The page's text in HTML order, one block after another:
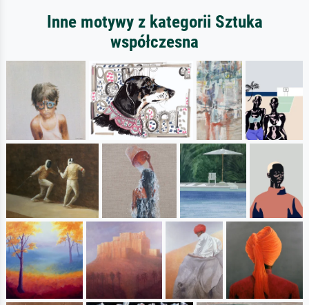
Inne motywy z kategorii Sztuka
współczesna